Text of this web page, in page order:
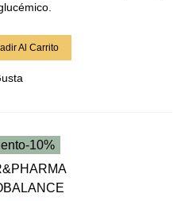
Al Carrito
-10%